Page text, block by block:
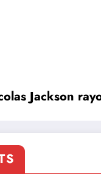
Jackson